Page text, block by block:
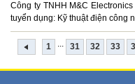
Công ty TNHH M&C
tuyển dụng: Kỹ thuật điện công
1 ... 31 32 33